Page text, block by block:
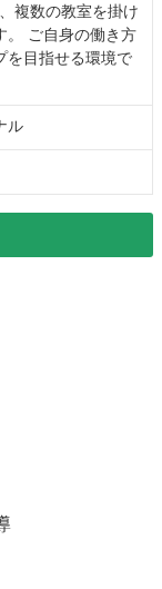
複数の教室を掛け
。 ご自身の働き方
を目指せる環境で
ル